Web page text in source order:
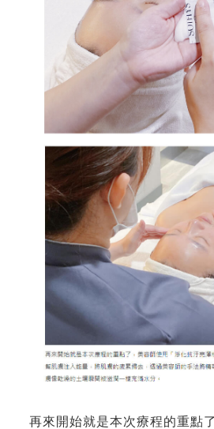
再來開始就是本次療程的重點